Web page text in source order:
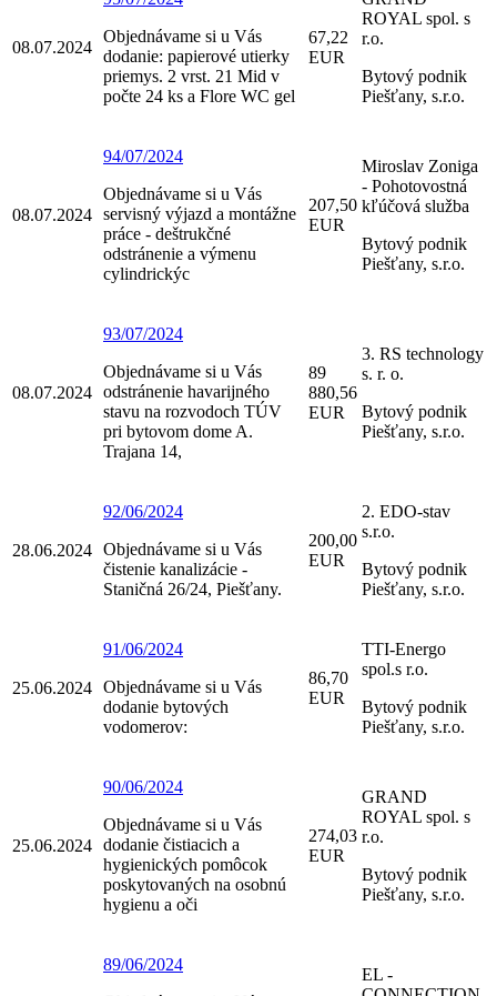
08.07.2024
Objednávame si u Vás
dodanie: papierové utierky
priemys. 2 vrst. 21 Mid v
počte 24 ks a Flore WC gel
67,22
EUR
ROYAL spol. s
r.o.
Bytový podnik
Piešťany, s.r.o.
08.07.2024
94/07/2024
Objednávame si u Vás
servisný výjazd a montážne
práce - deštrukčné
odstránenie a výmenu
cylindrickýc
207,50
EUR
Miroslav Zoniga
- Pohotovostná
kľúčová služba
Bytový podnik
Piešťany, s.r.o.
08.07.2024
93/07/2024
Objednávame si u Vás
odstránenie havarijného
stavu na rozvodoch TÚV
pri bytovom dome A.
Trajana 14,
89
880,56
EUR
3. RS technology
s. r. o.
Bytový podnik
Piešťany, s.r.o.
28.06.2024
92/06/2024
Objednávame si u Vás
čistenie kanalizácie -
Staničná 26/24, Piešťany.
200,00
EUR
2. EDO-stav
s.r.o.
Bytový podnik
Piešťany, s.r.o.
25.06.2024
91/06/2024
Objednávame si u Vás
dodanie bytových
vodomerov:
86,70
EUR
TTI-Energo
spol.s r.o.
Bytový podnik
Piešťany, s.r.o.
25.06.2024
90/06/2024
Objednávame si u Vás
dodanie čistiacich a
hygienických pomôcok
poskytovaných na osobnú
hygienu a oči
274,03
EUR
GRAND
ROYAL spol. s
r.o.
Bytový podnik
Piešťany, s.r.o.
89/06/2024
EL -